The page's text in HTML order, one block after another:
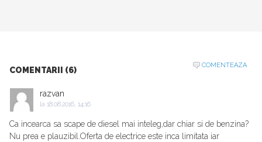
COMENTARII (6)
COMENTEAZA
razvan
la 18.08.2016, 14:16
Ca incearca sa scape de diesel mai inteleg,dar chiar si de benzina?
Nu prea e plauzibil.Oferta de electrice este inca limitata iar